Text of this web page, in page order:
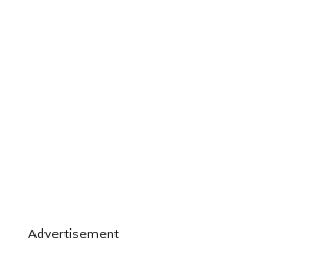
Advertisement